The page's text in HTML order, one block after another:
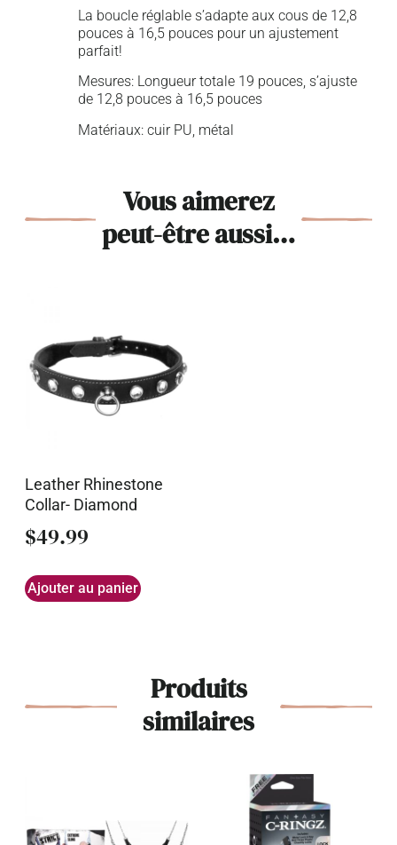
La boucle réglable s’adapte aux cous de 12,8
pouces à 16,5 pouces pour un ajustement
parfait!
Mesures: Longueur totale 19 pouces, s’ajuste
de 12,8 pouces à 16,5 pouces
Matériaux: cuir PU, métal
Vous aimerez
peut-être aussi…
Leather Rhinestone
Collar- Diamond
$49.99
Ajouter au panier
Produits
similaires